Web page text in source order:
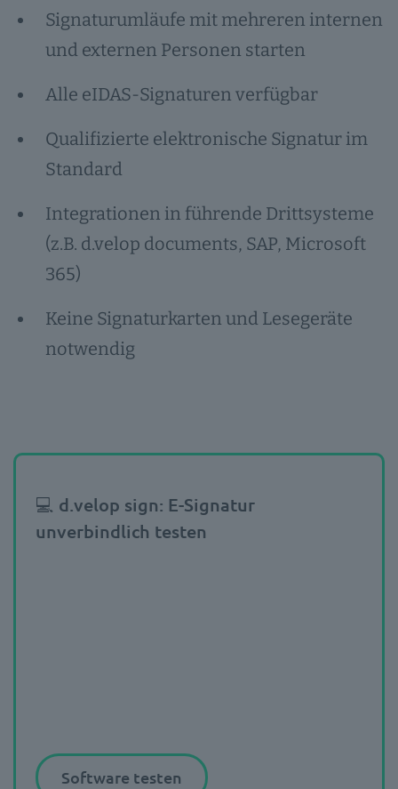
Signaturumläufe mit mehreren internen
und externen Personen starten
Alle eIDAS-Signaturen verfügbar
Qualifizierte elektronische Signatur im
Standard
Integrationen in führende Drittsysteme
(z.B. d.velop documents, SAP, Microsoft
365)
Keine Signaturkarten und Lesegeräte
notwendig
💻 d.velop sign: E-Signatur
unverbindlich testen
Software testen